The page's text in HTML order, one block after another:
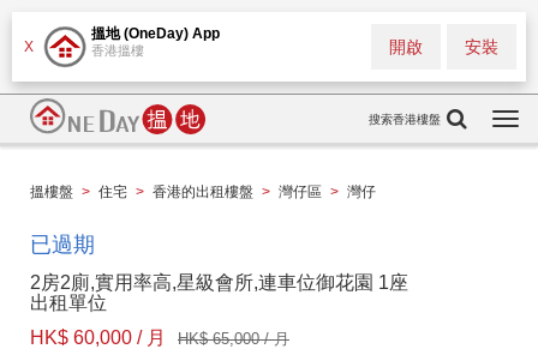
X
搵地 (OneDay) App
香港搵樓 安裝
開啟
搜索香港樓盤
搵樓盤 > 住宅 > 香港的出租樓盤 > 灣仔區 > 灣仔
已過期
2房2廁,實用率高,星級會所,連車位御花園 1座
出租單位
HK$ 60,000 / 月
HK$ 65,000 / 月